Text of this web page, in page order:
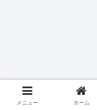
メニュー ホーム